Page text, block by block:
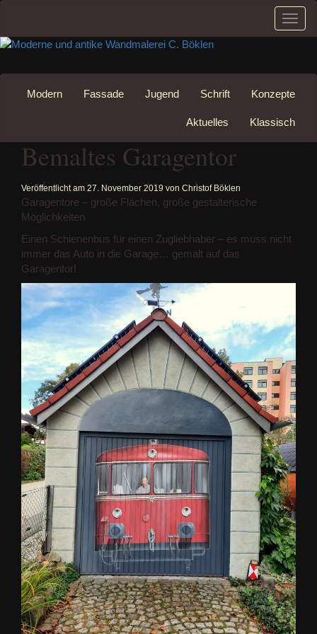
springen
Konzepte
Schrift
Jugend
Fassade
Modern
Klassisch
Aktuelles
Bemaltes Garagentor
Veröffentlicht am 27. November 2019 von Christof Böklen
Garagentore – große Flächen, große gestalterische
Möglichkeiten
Einen Schienenbus für einen Zugliebhaber – es muss nicht
immer das Auto in die Garage… gemalt auf das
Garagentor!